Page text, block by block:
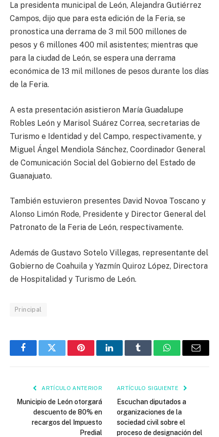
La presidenta municipal de León, Alejandra Gutiérrez
Campos, dijo que para esta edición de la Feria, se
pronostica una derrama de 3 mil 500 millones de
pesos y 6 millones 400 mil asistentes; mientras que
para la ciudad de León, se espera una derrama
económica de 13 mil millones de pesos durante los días
de la Feria.
A esta presentación asistieron María Guadalupe
Robles León y Marisol Suárez Correa, secretarias de
Turismo e Identidad y del Campo, respectivamente, y
Miguel Ángel Mendiola Sánchez, Coordinador General
de Comunicación Social del Gobierno del Estado de
Guanajuato.
También estuvieron presentes David Novoa Toscano y
Alonso Limón Rode, Presidente y Director General del
Patronato de la Feria de León, respectivamente.
Además de Gustavo Sotelo Villegas, representante del
Gobierno de Coahuila y Yazmín Quiroz López, Directora
de Hospitalidad y Turismo de León.
Principal
FacebookTwitter PinterestLinkedInTumblr WhatsAppEmail
ARTÍCULO ANTERIOR
Municipio de León otorgará
descuento de 80% en
recargos del Impuesto
Predial
ARTÍCULO SIGUIENTE
Escuchan diputados a
organizaciones de la
sociedad civil sobre el
proceso de designación del